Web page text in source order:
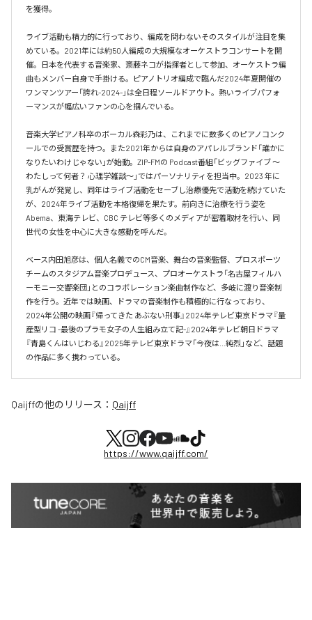
を獲得。
ライブ活動も精力的に行っており、編成を問わないそのスタイルが注目を集
めている。2021年には約50人編成の大規模なオーケストラコンサートを開
催。日本を代表する音楽家、斎藤ネコが指揮者として参加、オーケストラ編
曲もメンバー自身で手掛ける。ピアノトリオ編成で臨んだ2024年夏開催の
ワンマンツアー「誇れ-2024-」は全日程ソールドアウト。熱いライブパフォ
ーマンスが幅広いファンの心を掴んでいる。
音楽大学ピアノ科卒のボーカル森彩乃は、これまでに数多くのピアノコンク
ールでの受賞歴を持つ。また2021年からは自身のアパレルブランド「誰かに
なりたいわけじゃない」が始動。ZIP-FMの Podcast番組「ビッグファイブ 〜
わたしって何者？ 心理学雑談〜」ではパーソナリティを担当中。2023 年に
乳がんが発覚し、同年はライブ活動をセーブし治療優先で活動を続けていた
が、2024年ライブ活動を本格復帰を果たす。前向きに治療を行う姿を
Abema、東海テレビ、CBC テレビ等多くのメディアが密着取材を行い、同
世代の女性を中心に大きな感動を呼んだ。
ベース内田旭彦は、個人名義でのCM音楽、舞台の音楽監督、プロスポーツ
チームのスタジアム音楽プロデュース、プロオーケストラ「名古屋フィルハ
ーモニー交響楽団」とのコラボレーション楽曲制作など、多岐に渡り音楽制
作を行う。近年では映画、ドラマの音楽制作も積極的に行なっており、
2024年公開の映画『帰ってきた あぶない刑事』2024年テレビ東京ドラマ『量
産型リコ -最後のプラモ女子の人生組み立て記-』2024年テレビ朝日ドラマ
『青島くんはいじわる』2025年テレビ東京ドラマ「今夜は…純烈」など、話題
の作品に多く携わっている。
Qaijffの他のリリース： Qaijff
https://www.qaijff.com/